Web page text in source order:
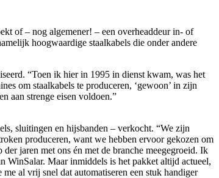
of – nog algemener! – een overheaddeur in- of
hoogwaardige staalkabels die onder andere
“Toen ik hier in 1995 in dienst kwam, was het
om staalkabels te produceren, ‘gewoon’ in zijn
aan strenge eisen voldoen.”
sluitingen en hijsbanden – verkocht. “We zijn
produceren, want we hebben ervoor gekozen om
jaren met ons én met de branche meegegroeid. Ik
WinSalar. Maar inmiddels is het pakket altijd actueel,
al vrij snel dat automatiseren een stuk handiger